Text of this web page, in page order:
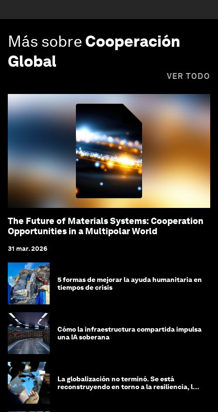
Más sobre Cooperación
Global
VER TODO
The Future of Materials Systems: Cooperation
Opportunities in a Multipolar World
31 mar. 2026
5 formas de mejorar la ayuda humanitaria en
tiempos de crisis
Cómo la infraestructura compartida impulsa
una IA soberana
La globalización no terminó. Se está
reconstruyendo en torno a la resiliencia, las